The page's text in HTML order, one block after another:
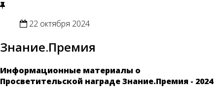
22 октября 2024
Знание.Премия
Информационные материалы о
Просветительской награде Знание.Премия - 2024